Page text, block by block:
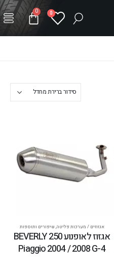
0
0
אגזוזים / מערכות פליטה, שיפורים ותוספות
אגזוז לאופנוע BEVERLY 250
Piaggio 2004 / 2008 G-4